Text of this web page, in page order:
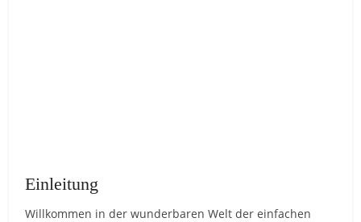
Einleitung
Willkommen in der wunderbaren Welt der einfachen